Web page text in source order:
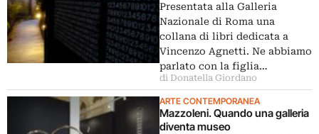
Presentata alla Galleria
Nazionale di Roma una
collana di libri dedicata a
Vincenzo Agnetti. Ne abbiamo
parlato con la figlia…
di Donatella Giordano
ARTE CONTEMPORANEA
Mazzoleni. Quando una galleria
diventa museo